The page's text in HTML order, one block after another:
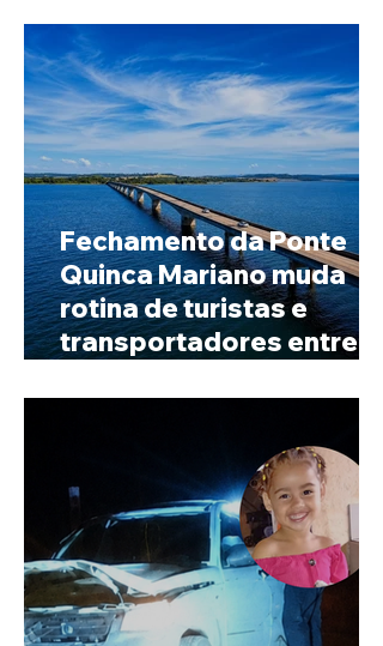
Fechamento da Ponte
Quinca Mariano muda
rotina de turistas e
transportadores entre